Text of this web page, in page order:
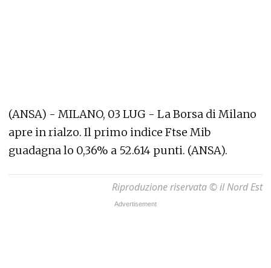
(ANSA) - MILANO, 03 LUG - La Borsa di Milano
apre in rialzo. Il primo indice Ftse Mib
guadagna lo 0,36% a 52.614 punti. (ANSA).
Riproduzione riservata © il Nord Est